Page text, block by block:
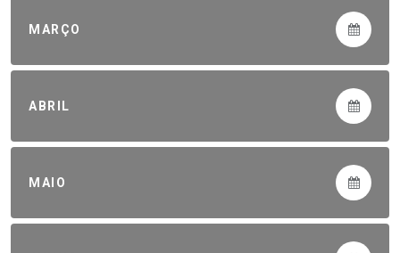
MARÇO
ABRIL
MAIO